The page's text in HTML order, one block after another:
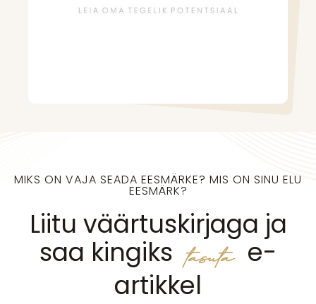
MIKS ON VAJA SEADA EESMÄRKE? MIS ON SINU ELU
EESMÄRK?
Liitu väärtuskirjaga ja
saa kingiks tasuta e-
artikkel